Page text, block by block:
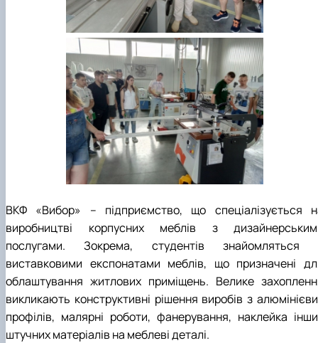
ВКФ «Вибор» – підприємство, що спеціалізується
виробництві корпусних меблів з
послугами. Зокрема, студентів знайомляться
виставковими експонатами меблів, що призначені
облаштування житлових приміщень. Велике
викликають конструктивні рішення виробів з
профілів, малярні роботи, фанерування, наклейка
штучних матеріалів на меблеві деталі.